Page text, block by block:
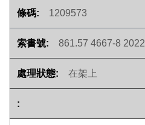
1209573
861.57 4667-8 2022
在架上